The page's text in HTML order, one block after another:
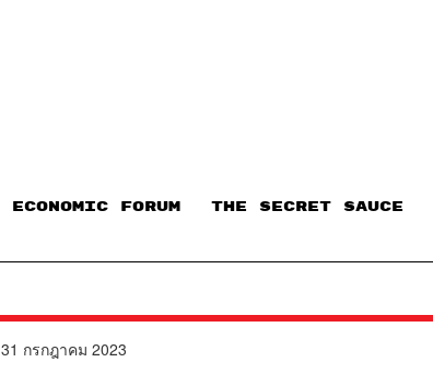
ECONOMIC FORUM THE SECRET SAUCE​
31 กรกฎาคม 2023